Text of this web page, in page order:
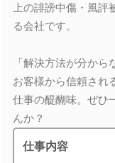
上の誹謗中傷・風
る会社です。
「解決方法が分か
お客様から信頼され
仕事の醍醐味。ぜひ
んか？
仕事内容